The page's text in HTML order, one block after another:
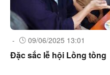
- 09/06/2025 13:01
Đặc sắc lễ hội Lồng tồng